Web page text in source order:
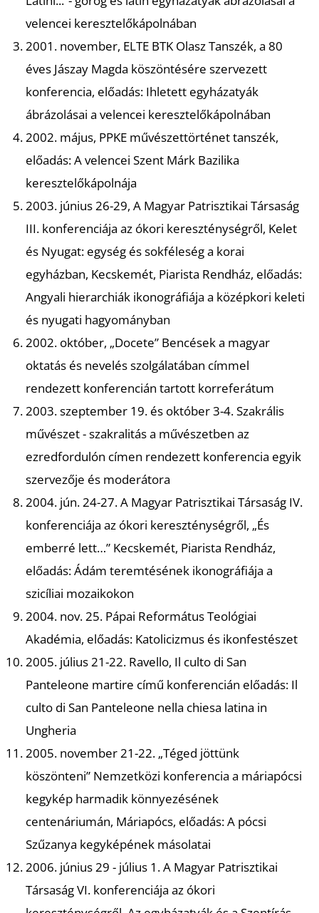
velencei keresztelőkápolnában
2001. november, ELTE BTK Olasz Tanszék, a 80
éves Jászay Magda köszöntésére szervezett
konferencia, előadás: Ihletett egyházatyák
ábrázolásai a velencei keresztelőkápolnában
2002. május, PPKE művészettörténet tanszék,
előadás: A velencei Szent Márk Bazilika
keresztelőkápolnája
2003. június 26-29, A Magyar Patrisztikai Társaság
III. konferenciája az ókori kereszténységről, Kelet
és Nyugat: egység és sokféleség a korai
egyházban, Kecskemét, Piarista Rendház, előadás:
Angyali hierarchiák ikonográfiája a középkori keleti
és nyugati hagyományban
2002. október, „Docete” Bencések a magyar
oktatás és nevelés szolgálatában címmel
rendezett konferencián tartott korreferátum
2003. szeptember 19. és október 3-4. Szakrális
művészet - szakralitás a művészetben az
ezredfordulón címen rendezett konferencia egyik
szervezője és moderátora
2004. jún. 24-27. A Magyar Patrisztikai Társaság IV.
konferenciája az ókori kereszténységről, „És
emberré lett…” Kecskemét, Piarista Rendház,
előadás: Ádám teremtésének ikonográfiája a
szicíliai mozaikokon
2004. nov. 25. Pápai Református Teológiai
Akadémia, előadás: Katolicizmus és ikonfestészet
2005. július 21-22. Ravello, Il culto di San
Panteleone martire című konferencián előadás: Il
culto di San Panteleone nella chiesa latina in
Ungheria
2005. november 21-22. „Téged jöttünk
köszönteni” Nemzetközi konferencia a máriapócsi
kegykép harmadik könnyezésének
centenáriumán, Máriapócs, előadás: A pócsi
Szűzanya kegyképének másolatai
2006. június 29 - július 1. A Magyar Patrisztikai
Társaság VI. konferenciája az ókori